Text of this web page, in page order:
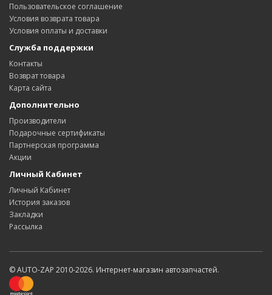
Пользовательское соглашение
Условия возврата товара
Условия оплаты и доставки
Служба поддержки
Контакты
Возврат товара
Карта сайта
Дополнительно
Производители
Подарочные сертификаты
Партнерская программа
Акции
Личный Кабинет
Личный Кабинет
История заказов
Закладки
Рассылка
© AUTO-ZAP 2010-2026. Интернет-магазин автозапчастей.